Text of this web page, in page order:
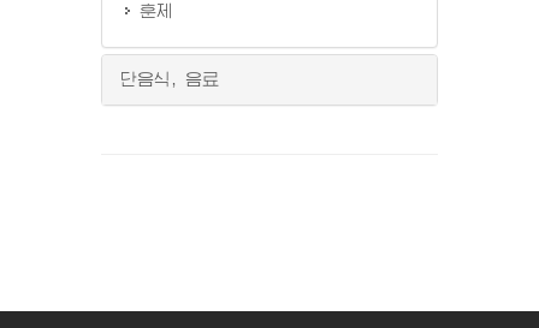
훈제
단음식, 음료